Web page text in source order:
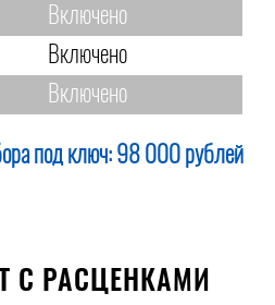
Включено
Включено
Включено
под ключ: 98 000 рублей
С РАСЦЕНКАМИ